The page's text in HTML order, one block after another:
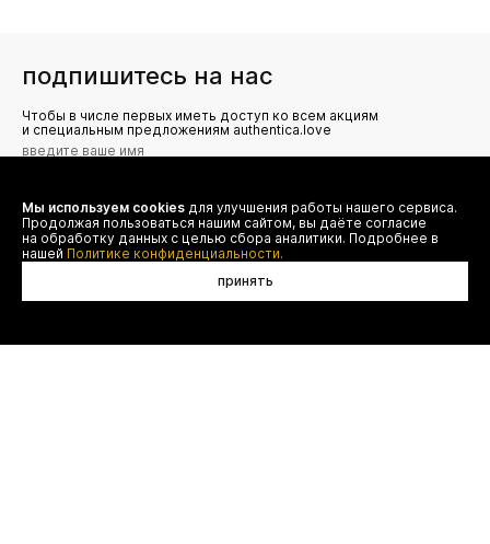
подпишитесь на нас
Чтобы в числе первых иметь доступ ко всем акциям
и специальным предложениям authentica.love
Я даю согласие на сбор, обработку и хранение моих
персональных данных (имя, email, телефон) для получения
рекламных и информационных рассылок от ООО 'БТ
Юнайтед', а также ознакомлен(а) с
Политикой конфиденциальности
Мы используем cookies для улучшения работы нашего сервиса.
Продолжая пользоваться нашим сайтом, вы даёте согласие
на обработку данных с целью сбора аналитики. Подробнее в
нашей Политике конфиденциальности.
принять